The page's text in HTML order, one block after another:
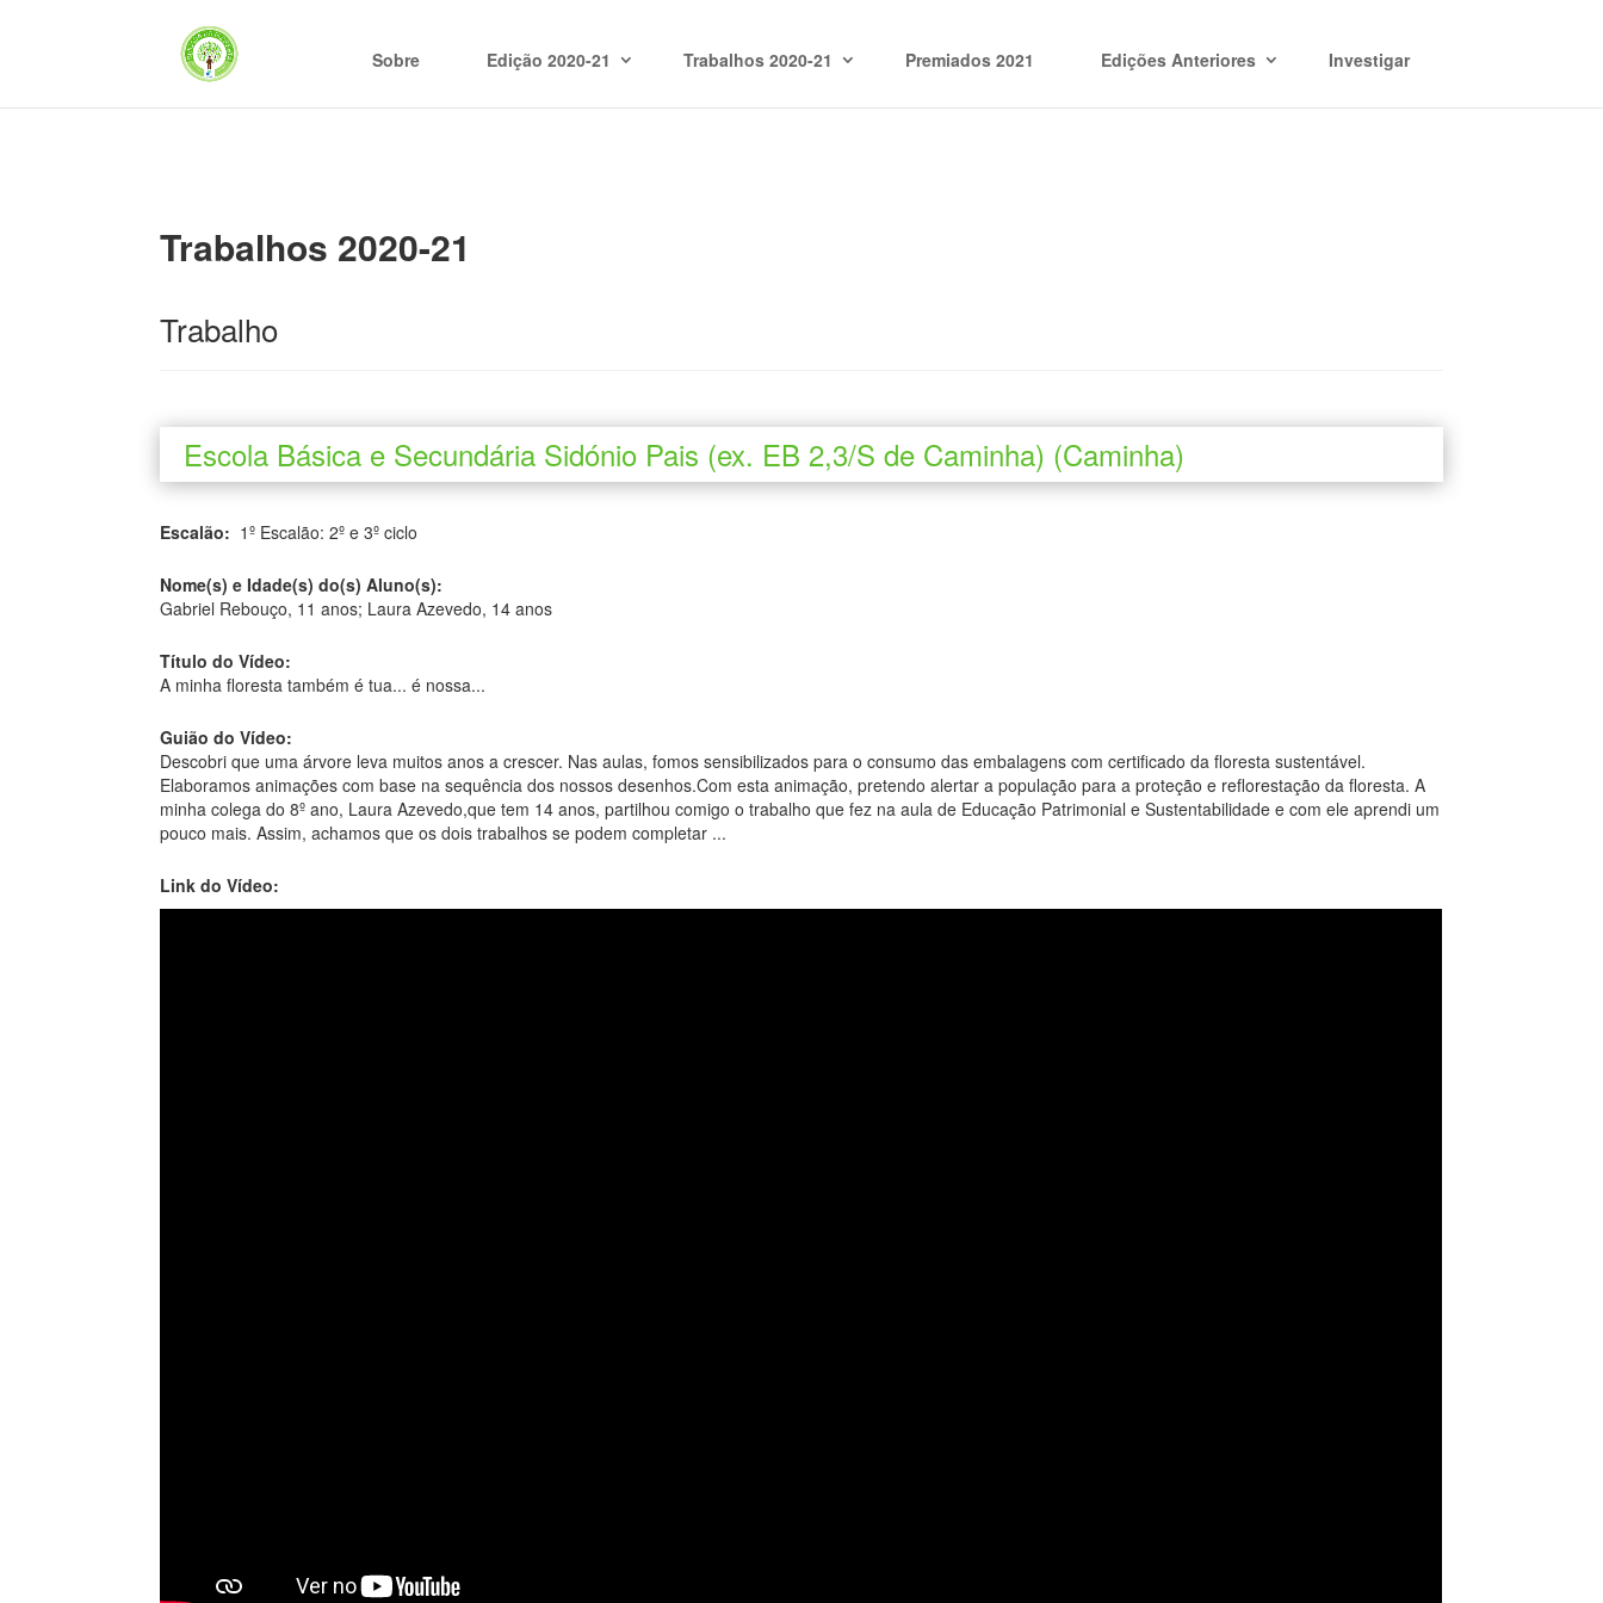
Sobre Edição 2020-21 Trabalhos 2020-21 Premiados 2021 Edições Anteriores Investigar
Trabalhos 2020-21
Trabalho
Escola Básica e Secundária Sidónio Pais (ex. EB 2,3/S de Caminha) (Caminha)
Escalão: 1º Escalão: 2º e 3º ciclo
Nome(s) e Idade(s) do(s) Aluno(s):
Gabriel Rebouço, 11 anos; Laura Azevedo, 14 anos
Título do Vídeo:
A minha floresta também é tua... é nossa...
Guião do Vídeo:
Descobri que uma árvore leva muitos anos a crescer. Nas aulas, fomos sensibilizados para o consumo das embalagens com certificado da floresta sustentável.
Elaboramos animações com base na sequência dos nossos desenhos.Com esta animação, pretendo alertar a população para a proteção e reflorestação da floresta. A
minha colega do 8º ano, Laura Azevedo,que tem 14 anos, partilhou comigo o trabalho que fez na aula de Educação Patrimonial e Sustentabilidade e com ele aprendi um
pouco mais. Assim, achamos que os dois trabalhos se podem completar ...
Link do Vídeo: